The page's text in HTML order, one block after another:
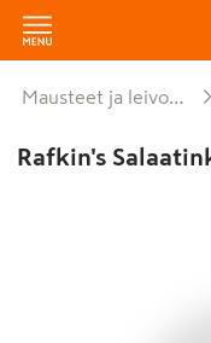
Mausteet ja leivonta
Rafkin's